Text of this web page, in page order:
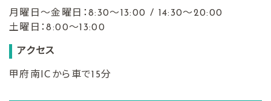
月曜日〜金曜日：8:30〜13:00 / 14:30〜20:00
土曜日：8:00〜13:00
アクセス
甲府南ICから車で15分